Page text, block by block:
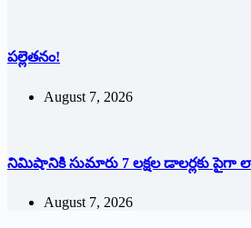
పల్లెతనం!
August 7, 2026
నిమిషానికి సుమారు 7 లక్షల డాలర్లకు పైగా
August 7, 2026